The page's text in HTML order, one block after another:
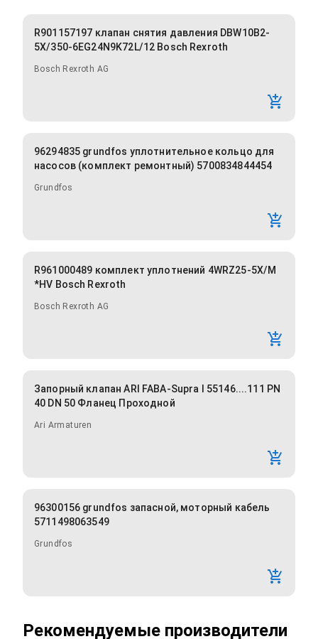
R901157197 клапан снятия давления DBW10B2-
5X/350-6EG24N9K72L/12 Bosch Rexroth
Bosch Rexroth AG
96294835 grundfos уплотнительное кольцо для
насосов (комплект ремонтный) 5700834844454
Grundfos
R961000489 комплект уплотнений 4WRZ25-5X/M
*HV Bosch Rexroth
Bosch Rexroth AG
Запорный клапан ARI FABA-Supra I 55146....111 PN
40 DN 50 Фланец Проходной
Ari Armaturen
96300156 grundfos запасной, моторный кабель
5711498063549
Grundfos
Рекомендуемые производители